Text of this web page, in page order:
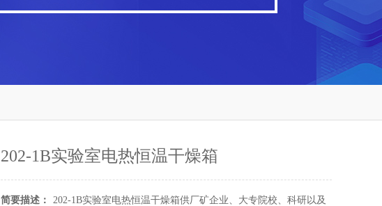
202-1B实验室电热恒温干燥箱
简要描述：
202-1B实验室电热恒温干燥箱供厂矿企业、大专院校、科研以及